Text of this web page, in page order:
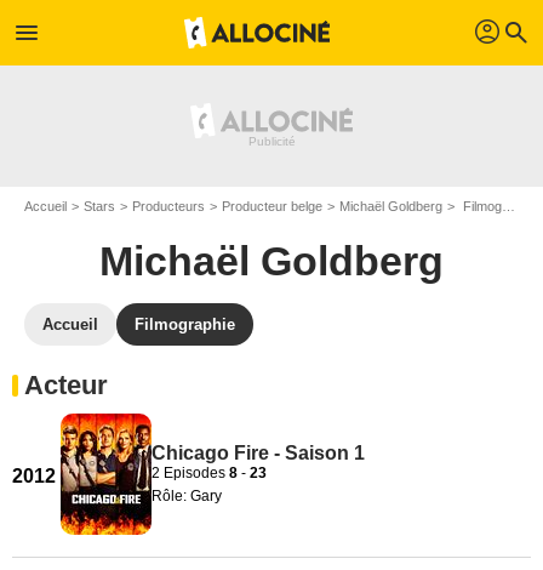
menu profil search
Accueil Stars Producteurs Producteur belge Michaël Goldberg Filmographie Michaël Goldberg
Michaël Goldberg
Accueil Filmographie
Acteur
2012
Chicago Fire - Saison 1
2 Episodes 8 - 23
Rôle: Gary